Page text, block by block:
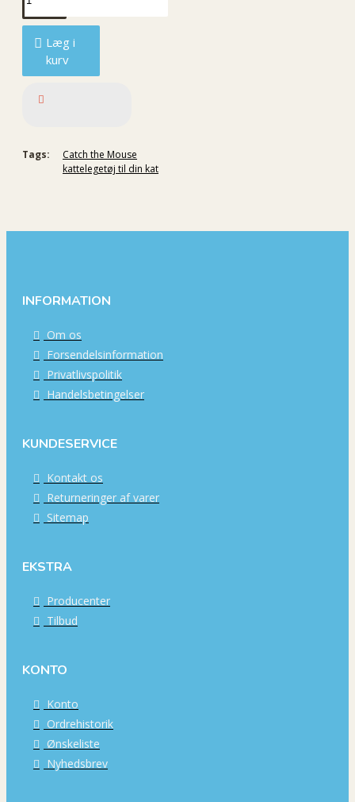
Læg i
kurv
Tags:
Catch the Mouse
kattelegetøj til din kat
INFORMATION
Om os
Forsendelsinformation
Privatlivspolitik
Handelsbetingelser
KUNDESERVICE
Kontakt os
Returneringer af varer
Sitemap
EKSTRA
Producenter
Tilbud
KONTO
Konto
Ordrehistorik
Ønskeliste
Nyhedsbrev